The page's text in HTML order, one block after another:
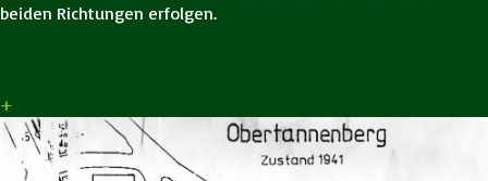
beiden Richtungen erfolgen.
+